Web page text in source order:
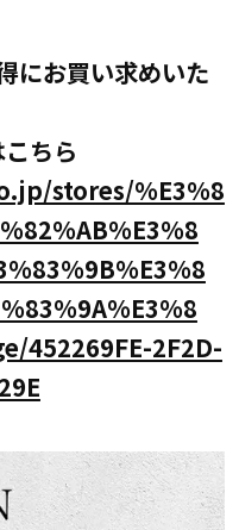
にお買い求めいた
ちら
stores/%E3%8
452269FE-2F2D-